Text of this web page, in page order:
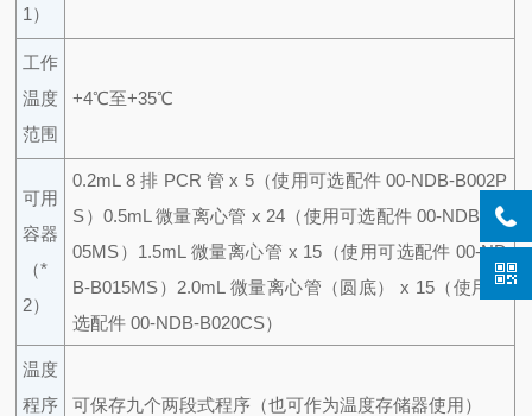
1）
工作
温度
范围
+4℃至+35℃
可用
容器
（*
2）
0.2mL 8 排 PCR 管 x 5（使用可选配件 00-NDB-B002P
S） 0.5mL 微量离心管 x 24（使用可选配件 00-NDB-B0
05MS） 1.5mL 微量离心管 x 15（使用可选配件 00-ND
B-B015MS） 2.0mL 微量离心管（圆底） x 15（使用可
选配件 00-NDB-B020CS）
温度
程序
可保存九个两段式程序（也可作为温度存储器使用）